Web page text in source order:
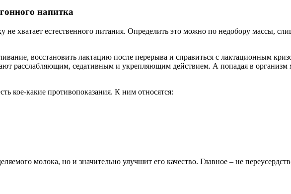
напитка
хватает естественного питания. Определить это можно по недобору массы,
восстановить лактацию после перерыва и справиться с лактационным
расслабляющим, седативным и укрепляющим действием. А попадая в
кое-какие противопоказания. К ним относятся:
молока, но и значительно улучшит его качество. Главное – не